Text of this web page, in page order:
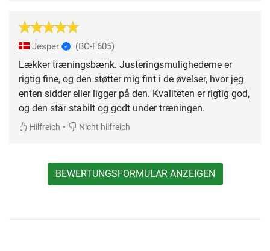
Jesper (BC-F605)
Lækker træningsbænk. Justeringsmulighederne er
rigtig fine, og den støtter mig fint i de øvelser, hvor jeg
enten sidder eller ligger på den. Kvaliteten er rigtig god,
og den står stabilt og godt under træningen.
Hilfreich • Nicht hilfreich
BEWERTUNGSFORMULAR ANZEIGEN